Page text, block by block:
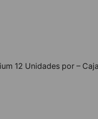
12 Unidades por –